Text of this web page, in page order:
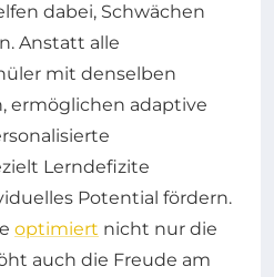
dabei, Schwächen
Anstatt alle
mit denselben
ermöglichen adaptive
Lerndefizite
Potential fördern.
optimiert nicht nur die
auch die Freude am